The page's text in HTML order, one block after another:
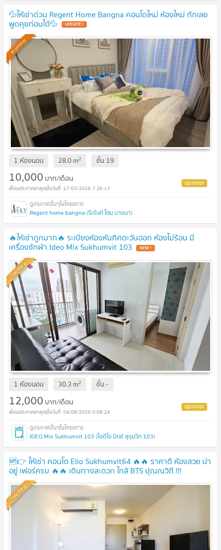
💦ให้เช่าด่วน Regent Home Bangna คอนโดใหม่ ห้องใหม่ ทักเลย
พูดคุยก่อนได้💦 UPDATE !
Premium
1 ห้องนอน 28.0m2 ชั้น 19
10,000 บาท/เดือน
17/03/2026 7:26:17
Regent home bangna (รีเจ้นท์ โฮม บางนา)
🔥ให้เช่าถูกมาก🔥 ระเบียงห้องหันทิศตะวันออก ห้องไม่ร้อน มี
เครื่องซักผ้า Ideo Mix Sukhumvit 103 NEW !
Standard
1 ห้องนอน 30.3 m2 ชั้น-
12,000 บาท/เดือน
04/08/2026 0:08:24
IDEO Mix Sukhumvit 103 (ไอดีโอ มิกซ์ สุขุมวิท 103)
🆙👉 ให้เช่า คอนโด Elio Sukhumvit64 🔥🔥 ราคาดี ห้องสวย น่า
อยู่ เฟอร์ครบ 🔥🔥 เดินทางสะดวก ใกล้ BTS ปุณณวิถี !!!
Standard